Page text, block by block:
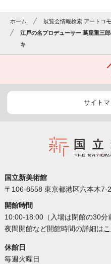
ホーム
展覧会情報検索 アートコ
江戸の名プロデューサー 蔦屋重三
キ
サイトマ
国立新美術館
〒106-8558 東京都港区六本木7-
開館時間
10:00-18:00（入場は閉館の30分
夜間開館など開館時間の詳細は
休館日
毎週火曜日